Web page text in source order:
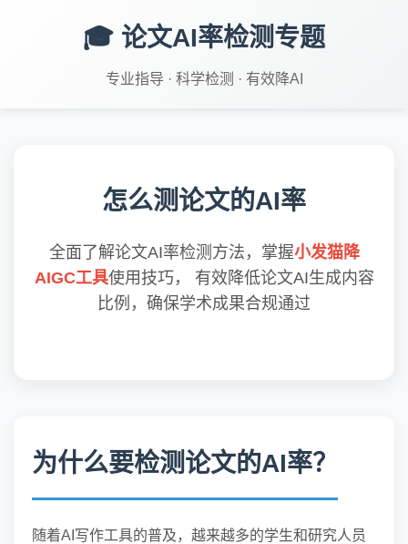
🎓 论文AI率检测专题
专业指导 · 科学检测 · 有效降AI
怎么测论文的AI率
全面了解论文AI率检测方法，掌握小发猫降
AIGC工具使用技巧， 有效降低论文AI生成内容
比例，确保学术成果合规通过
为什么要检测论文的AI率？
随着AI写作工具的普及，越来越多的学生和研究人员